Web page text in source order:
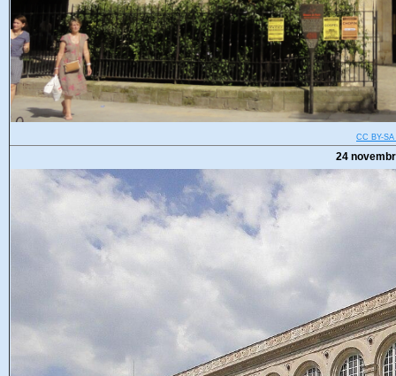
CC BY-SA
24